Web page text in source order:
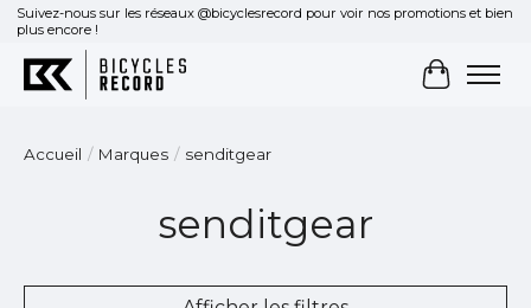
Suivez-nous sur les réseaux @bicyclesrecord pour voir nos promotions et bien
plus encore !
Panier
Accueil / Marques / senditgear
senditgear